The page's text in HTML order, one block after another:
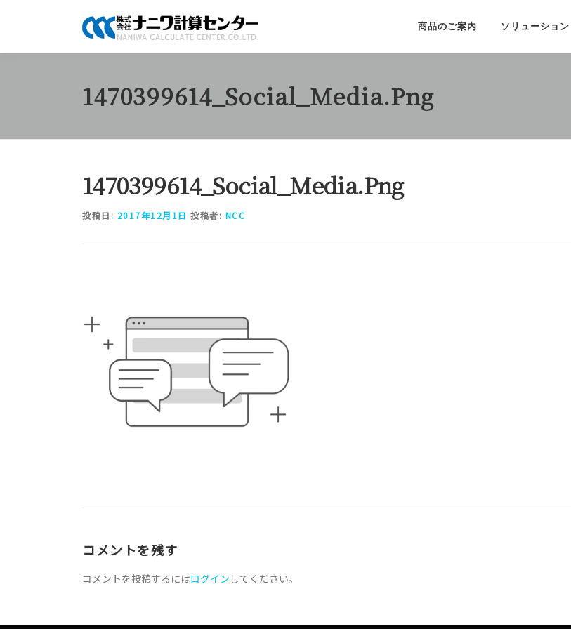
ン
ッ
商品のご案内 ソリューション
1470399614_Social_Media.png
1470399614_Social_Media.png
投稿日: 2017年12月1日 投稿者: NCC
コメントを残す
コメントを投稿するにはログイン してください。